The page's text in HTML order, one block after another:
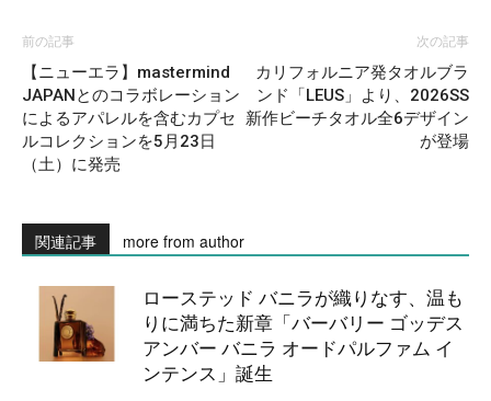
前の記事
【ニューエラ】mastermind
JAPANとのコラボレーション
によるアパレルを含むカプセ
ルコレクションを5月23日
（土）に発売
次の記事
カリフォルニア発タオルブラ
ンド「LEUS」より、2026SS
新作ビーチタオル全6デザイン
が登場
関連記事 more from author
ローステッド バニラが織りなす、温も
りに満ちた新章「バーバリー ゴッデス
アンバー バニラ オードパルファム イ
ンテンス」誕生